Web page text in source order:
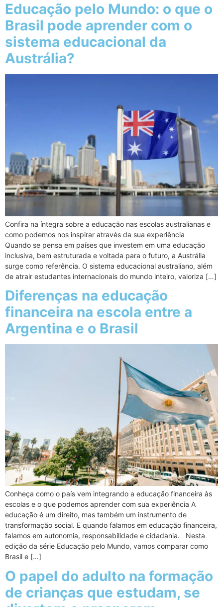
Educação pelo Mundo: o que o
Brasil pode aprender com o
sistema educacional da
Austrália?
Confira na íntegra sobre a educação nas escolas australianas e
como podemos nos inspirar através da sua experiência
Quando se pensa em países que investem em uma educação
inclusiva, bem estruturada e voltada para o futuro, a Austrália
surge como referência. O sistema educacional australiano, além
de atrair estudantes internacionais do mundo inteiro, valoriza […]
Diferenças na educação
financeira na escola entre a
Argentina e o Brasil
Conheça como o país vem integrando a educação financeira às
escolas e o que podemos aprender com sua experiência A
educação é um direito, mas também um instrumento de
transformação social. E quando falamos em educação financeira,
falamos em autonomia, responsabilidade e cidadania. Nesta
edição da série Educação pelo Mundo, vamos comparar como
Brasil e […]
O papel do adulto na formação
de crianças que estudam, se